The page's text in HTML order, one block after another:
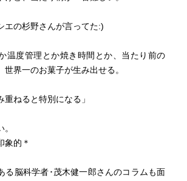
エの杉野さんが言ってた:)
温度管理とか焼き時間とか、当たり前の
世界一のお菓子が生み出せる。
重ねると特別になる」
象的＊
る脳科学者･茂木健一郎さんのコラムも面